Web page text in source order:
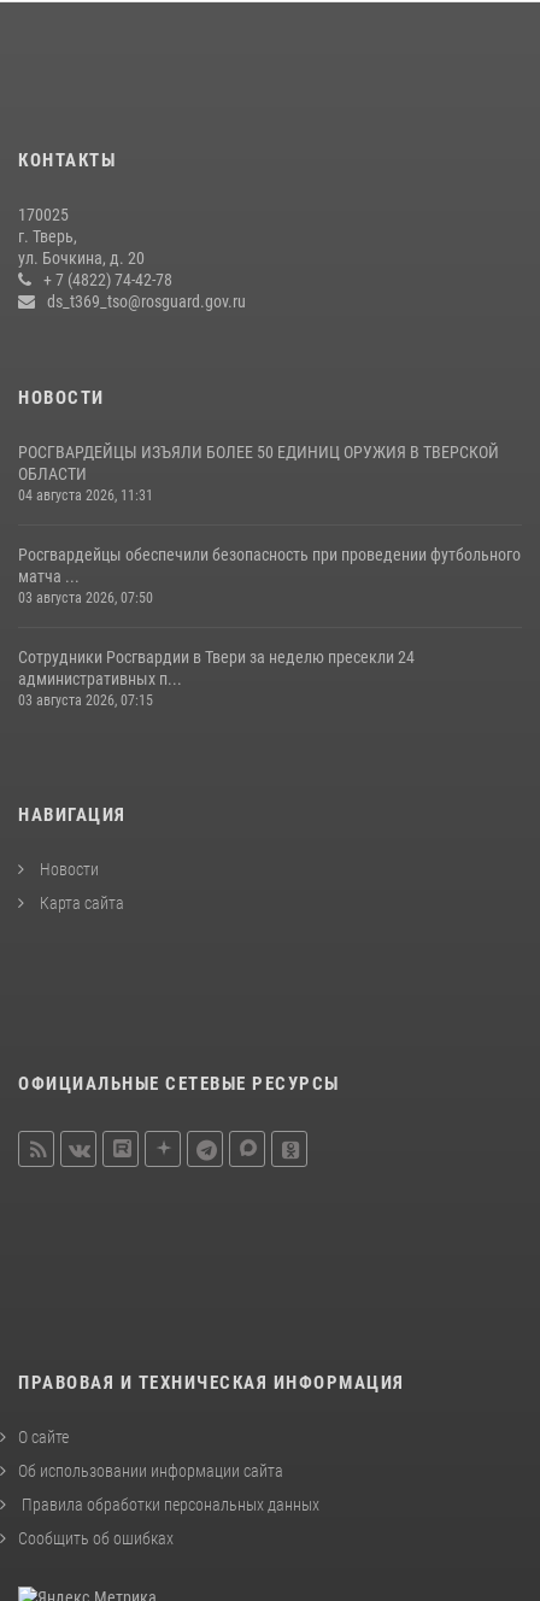
(видео)
В Тверской области Росгвардейцы проводят комплексные
проверки детских оздоровительных лагерей
08 июля 2026, 12:16 1
КОНТАКТЫ
170025
г. Тверь,
ул. Бочкина, д. 20
+ 7 (4822) 74-42-78
ds_t369_tso@rosguard.gov.ru
НОВОСТИ
РОСГВАРДЕЙЦЫ ИЗЪЯЛИ БОЛЕЕ 50 ЕДИНИЦ ОРУЖИЯ В ТВЕРСКОЙ
ОБЛАСТИ
04 августа 2026, 11:31
Росгвардейцы обеспечили безопасность при проведении футбольного
матча ...
03 августа 2026, 07:50
Сотрудники Росгвардии в Твери за неделю пресекли 24
административных п...
03 августа 2026, 07:15
НАВИГАЦИЯ
Новости
Карта сайта
ОФИЦИАЛЬНЫЕ СЕТЕВЫЕ РЕСУРСЫ
ПРАВОВАЯ И ТЕХНИЧЕСКАЯ ИНФОРМАЦИЯ
О сайте
Об использовании информации сайта
Правила обработки персональных данных
Сообщить об ошибках